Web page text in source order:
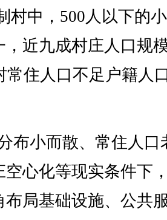
村中，500人以下的
，近九成村庄人口规
常住人口不足户籍人
小而散、常住人口
空心化等现实条件下
布局基础设施、公共